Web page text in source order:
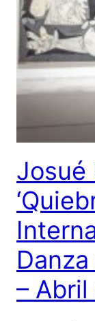
Josué
–